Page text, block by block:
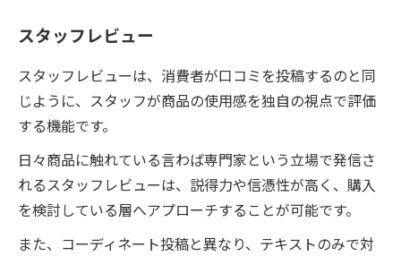
スタッフレビュー
スタッフレビューは、消費者が口コミを投稿するのと同
じように、スタッフが商品の使用感を独自の視点で評価
する機能です。
日々商品に触れている言わば専門家という立場で発信さ
れるスタッフレビューは、説得力や信憑性が高く、購入
を検討している層へアプローチすることが可能です。
また、コーディネート投稿と異なり、テキストのみで対